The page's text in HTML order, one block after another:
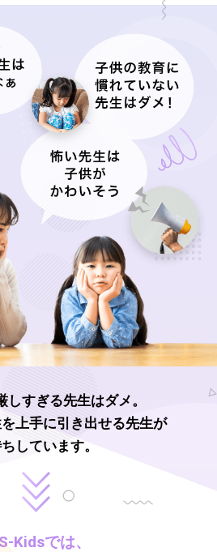
しすぎる先生はダメ。
上手に引き出せる先生が
しています。
Kidsでは、